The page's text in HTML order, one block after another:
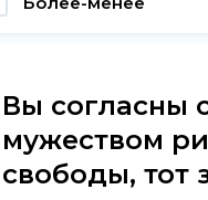
Вы согласны
мужеством
свободы, тот